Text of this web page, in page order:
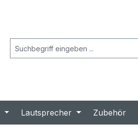
Lautsprecher Zubehör